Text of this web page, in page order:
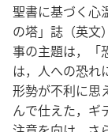
聖書に基づく心
の塔」誌（英文
事の主題は，「
は，人への恐れ
形勢が不利に思
んで仕えた，ギ